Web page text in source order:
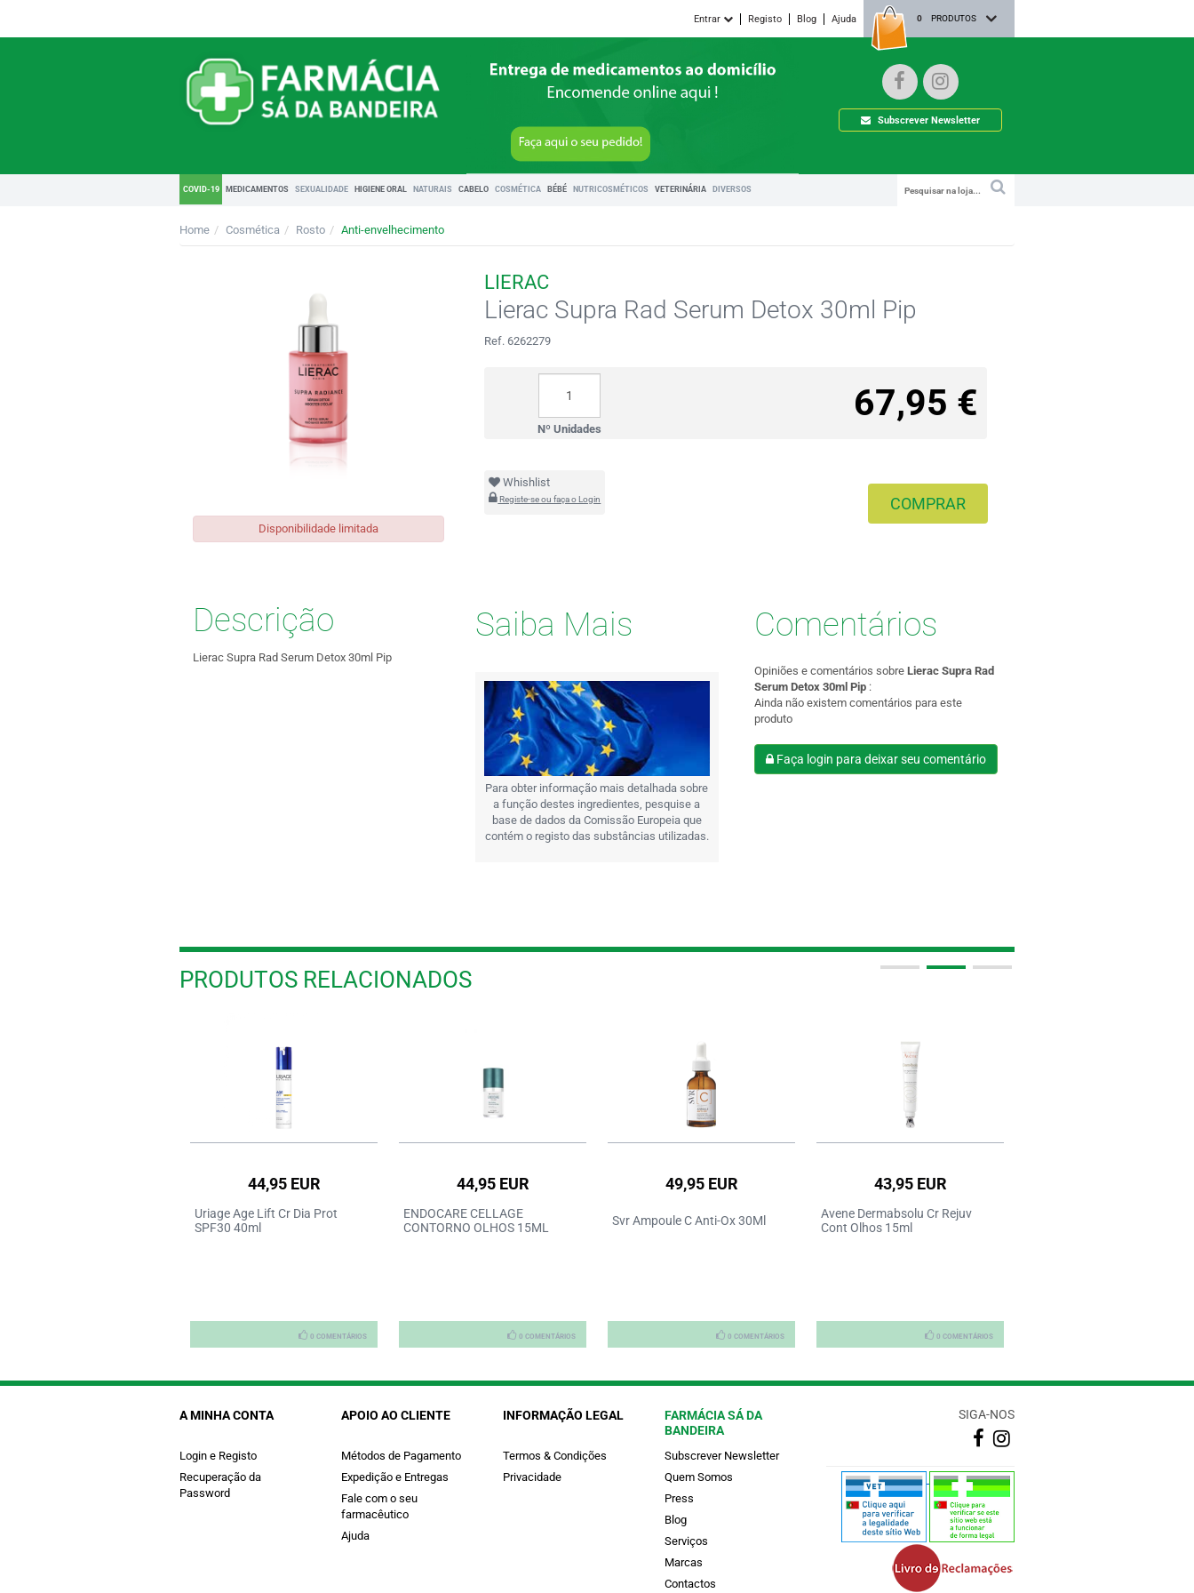
0 PRODUTOS
Entrar Registo Blog Ajuda
Subscrever Newsletter
COVID-19 MEDICAMENTOS SEXUALIDADE HIGIENE ORAL NATURAIS CABELO COSMÉTICA BÉBÉ NUTRICOSMÉTICOS VETERINÁRIA DIVERSOS
Home Cosmética Rosto Anti-envelhecimento
Disponibilidade limitada
LIERAC
Lierac Supra Rad Serum Detox 30ml Pip
Ref. 6262279
67,95 €
Nº Unidades
Whishlist
Registe-se ou faça o Login COMPRAR
Descrição
Lierac Supra Rad Serum Detox 30ml Pip
Saiba Mais
Para obter informação mais detalhada sobre
a função destes ingredientes, pesquise a
base de dados da Comissão Europeia que
contém o registo das substâncias utilizadas.
Comentários
Opiniões e comentários sobre Lierac Supra Rad
Serum Detox 30ml Pip:
Ainda não existem comentários para este
produto
Faça login para deixar seu comentário
PRODUTOS RELACIONADOS
44,95 EUR
Uriage Age Lift Cr Dia Prot
SPF30 40ml
0 COMENTÁRIOS
44,95 EUR
ENDOCARE CELLAGE
CONTORNO OLHOS 15ML
0 COMENTÁRIOS
49,95 EUR
Svr Ampoule C Anti-Ox 30Ml
0 COMENTÁRIOS
43,95 EUR
Avene Dermabsolu Cr Rejuv
Cont Olhos 15ml
0 COMENTÁRIOS
A MINHA CONTA
Login e Registo
Recuperação da
Password
APOIO AO CLIENTE
Métodos de Pagamento
Expedição e Entregas
Fale com o seu
farmacêutico
Ajuda
INFORMAÇÃO LEGAL
Termos & Condições
Privacidade
FARMÁCIA SÁ DA
BANDEIRA
Subscrever Newsletter
Quem Somos
Press
Blog
Serviços
Marcas
Contactos
SIGA-NOS